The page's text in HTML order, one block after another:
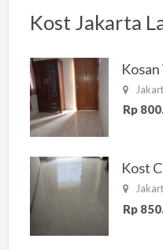
Kost Jakarta
Rp
Kost
Rp